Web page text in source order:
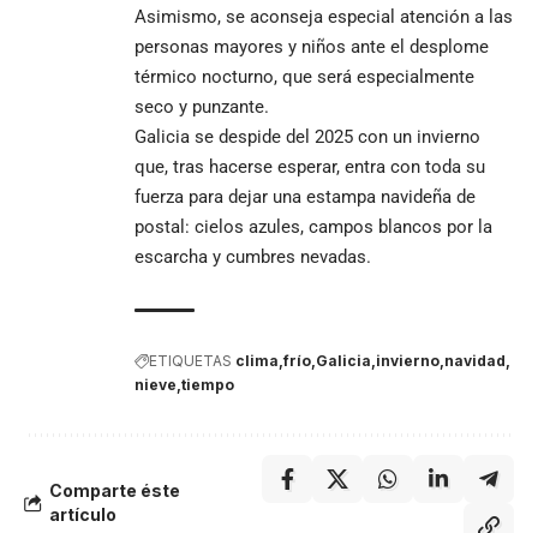
Asimismo, se aconseja especial atención a las
personas mayores y niños ante el desplome
térmico nocturno, que será especialmente
seco y punzante.
Galicia se despide del 2025 con un invierno
que, tras hacerse esperar, entra con toda su
fuerza para dejar una estampa navideña de
postal: cielos azules, campos blancos por la
escarcha y cumbres nevadas.
ETIQUETAS clima frío Galicia invierno navidad
nieve tiempo
Comparte éste
artículo